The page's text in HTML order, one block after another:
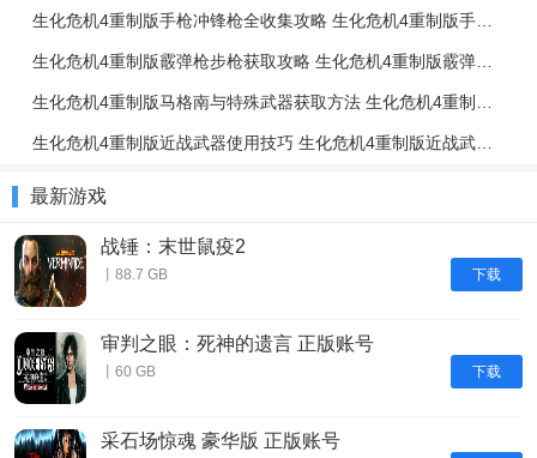
最新游戏
下载
战锤：末世鼠疫2
丨88.7 GB
下载
审判之眼：死神的遗言 正版账号
丨60 GB
采石场惊魂 豪华版 正版账号